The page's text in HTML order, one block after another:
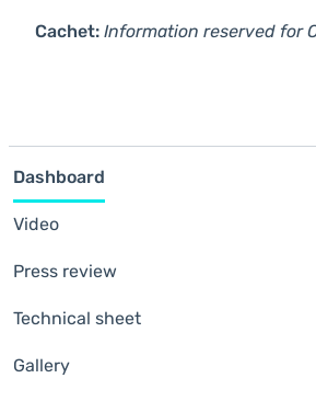
Cachet: Information reserved for
Dashboard
Video
Press review
Technical sheet
Gallery